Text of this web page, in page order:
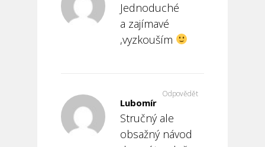
Jednoduché
a zajímavé
,vyzkouším
Lubomír
Stručný ale
obsažný návod
Odpovědět